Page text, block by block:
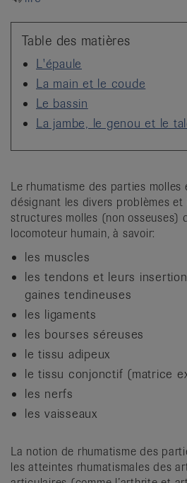
Table des matières
L'épaule
La main et le coude
Le bassin
La jambe, le genou et le
Le rhumatisme des parties
désignant les divers problèmes
structures molles (non osseuses)
locomoteur humain, à savoir:
les muscles
les tendons et leurs
gaines tendineuses
les ligaments
les bourses séreuses
le tissu adipeux
le tissu conjonctif (matrice
les nerfs
les vaisseaux
La notion de rhumatisme des
les atteintes rhumatismales des